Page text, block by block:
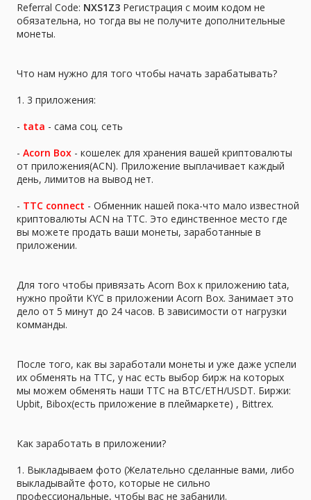
Referral Code: NXS1Z3 Регистрация с моим кодом не
обязательна, но тогда вы не получите дополнительные
монеты.
Что нам нужно для того чтобы начать зарабатывать?
1. 3 приложения:
- tata - сама соц. сеть
- Acorn Box - кошелек для хранения вашей криптовалюты
от приложения(ACN). Приложение выплачивает каждый
день, лимитов на вывод нет.
- TTC connect - Обменник нашей пока-что мало известной
криптовалюты ACN на TTC. Это единственное место где
вы можете продать ваши монеты, заработанные в
приложении.
Для того чтобы привязать Acorn Box к приложению tata,
нужно пройти KYC в приложении Acorn Box. Занимает это
дело от 5 минут до 24 часов. В зависимости от нагрузки
комманды.
После того, как вы заработали монеты и уже даже успели
их обменять на TTC, у нас есть выбор бирж на которых
мы можем обменять наши TTC на BTC/ETH/USDT. Биржи:
Upbit, Bibox(есть приложение в плеймаркете) , Bittrex.
Как заработать в приложении?
1. Выкладываем фото (Желательно сделанные вами, либо
выкладывайте фото, которые не сильно
профессиональные, чтобы вас не забанили.